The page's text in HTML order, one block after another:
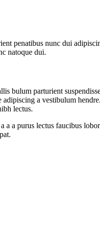
penatibus nunc dui
natoque dui.
bulum parturient
adipiscing a vestibulum
lectus.
a a purus lectus faucibus